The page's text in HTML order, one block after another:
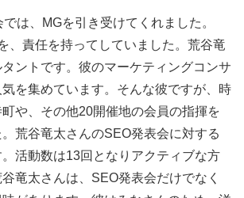
は、MGを引き受けてくれました。
、責任を持ってしていました。荒谷竜
ントです。彼のマーケティングコンサ
を集めています。そんな彼ですが、時
や、その他20開催地の会員の指揮を
。荒谷竜太さんのSEO発表会に対する
活動数は13回となりアクティブな方
竜太さんは、SEO発表会だけでなく